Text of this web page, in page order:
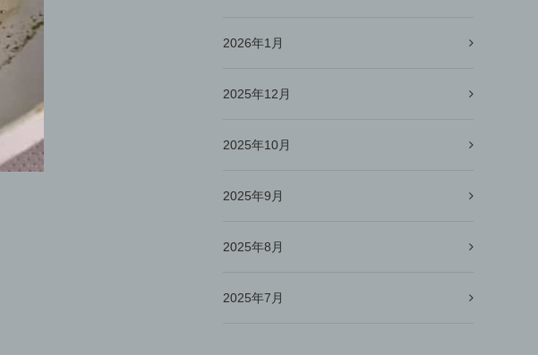
2026年1月
2025年12月
2025年10月
2025年9月
2025年8月
2025年7月